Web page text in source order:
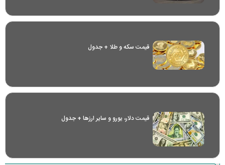
قیمت سکه و طلا + جدول
قیمت دلار، یورو و سایر ارز‌ها + جدول